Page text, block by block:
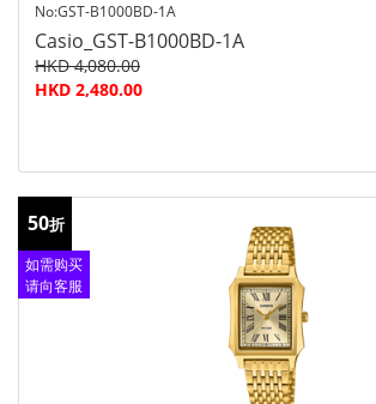
No:GST-B1000BD-1A
Casio_GST-B1000BD-1A
HKD 4,080.00
HKD 2,480.00
50折
如需购买
请向客服